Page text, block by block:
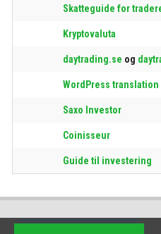
Skatteguide for
Kryptovaluta
daytrading.se og
WordPress
Saxo Investor
Coinisseur
Guide til investering